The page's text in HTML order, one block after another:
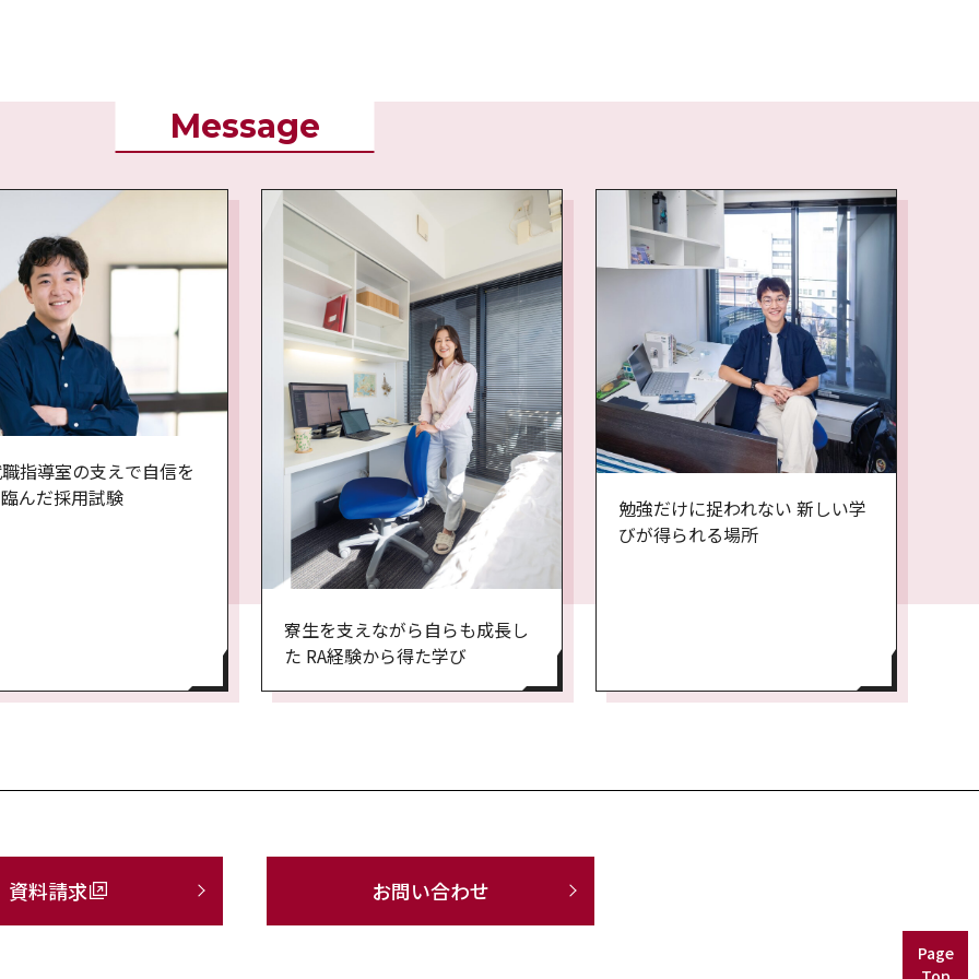
Message
指導室の支えで自信を
んだ採用試験
寮生を支えながら自らも成長し
た RA経験から得た学び
勉強だけに捉われない 新しい学
びが得られる場所
資料請求 お問い合わせ
Page